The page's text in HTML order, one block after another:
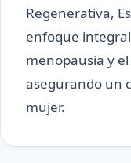
Regenerativa,
enfoque
menopausia y
asegurando un
mujer.